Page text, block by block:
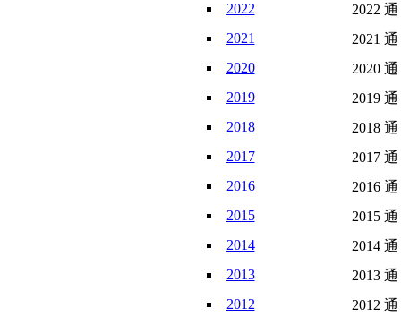
2022
2022
2021
2021
2020
2020
2019
2019
2018
2018
2017
2017
2016
2016
2015
2015
2014
2014
2013
2013
2012
2012